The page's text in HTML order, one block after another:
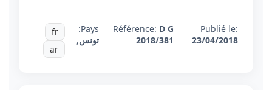
Publié le:
23/04/2018
Référence: D G
2018/381
Pays:
تونس,
fr
ar